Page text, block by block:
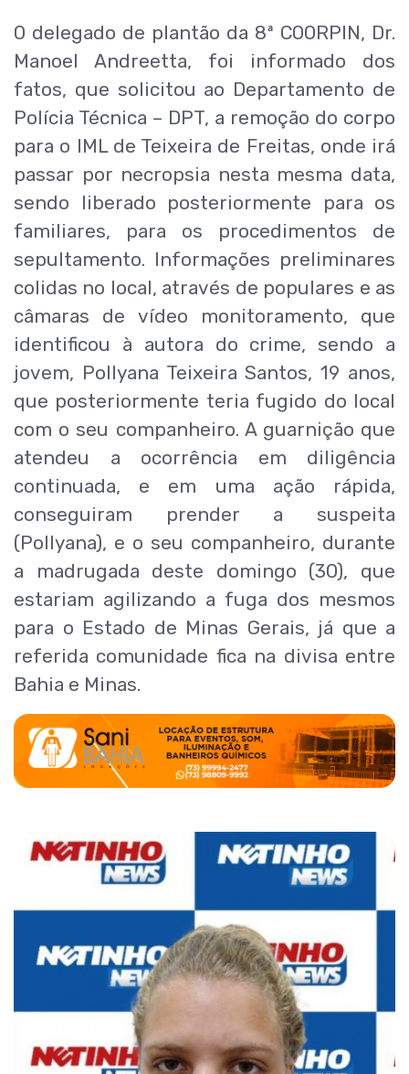
O delegado de plantão da 8ª COORPIN, Dr.
Manoel Andreetta, foi informado dos
fatos, que solicitou ao Departamento de
Polícia Técnica – DPT, a remoção do corpo
para o IML de Teixeira de Freitas, onde irá
passar por necropsia nesta mesma data,
sendo liberado posteriormente para os
familiares, para os procedimentos de
sepultamento. Informações preliminares
colidas no local, através de populares e as
câmaras de vídeo monitoramento, que
identificou à autora do crime, sendo a
jovem, Pollyana Teixeira Santos, 19 anos,
que posteriormente teria fugido do local
com o seu companheiro. A guarnição que
atendeu a ocorrência em diligência
continuada, e em uma ação rápida,
conseguiram prender a suspeita
(Pollyana), e o seu companheiro, durante
a madrugada deste domingo (30), que
estariam agilizando a fuga dos mesmos
para o Estado de Minas Gerais, já que a
referida comunidade fica na divisa entre
Bahia e Minas.